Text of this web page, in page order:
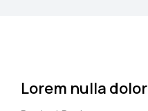
Lorem nulla dolor